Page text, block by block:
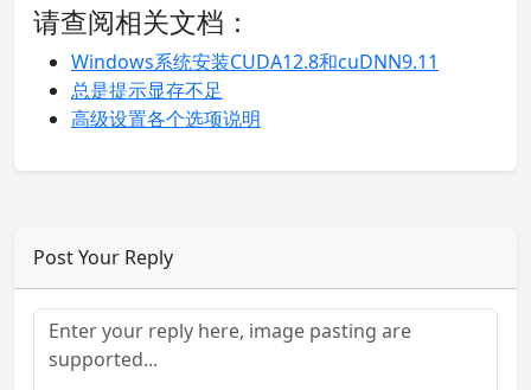
请查阅相关文档：
Windows系统安装CUDA12.8和cuDNN9.11
总是提示显存不足
高级设置各个选项说明
Post Your Reply